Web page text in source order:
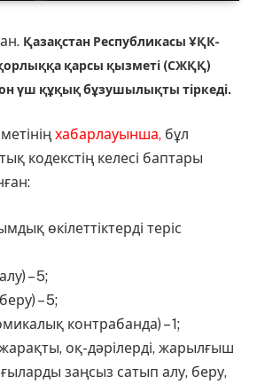
Қазақстан Республикасы ҰҚК-
қарсы қызметі (СЖҚҚ)
үш құқық бұзушылықты тіркеді.
хабарлауынша, бұл
кодекстің келесі баптары
өкілеттіктерді теріс
– 5;
– 5;
контрабанда) – 1;
оқ-дәрілерді, жарылғыш
заңсыз сатып алу, беру,